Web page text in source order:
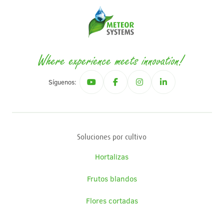
Proyectos y actualizaciones
Contacto
Síguenos:
Soluciones por cultivo
Hortalizas
Frutos blandos
Flores cortadas